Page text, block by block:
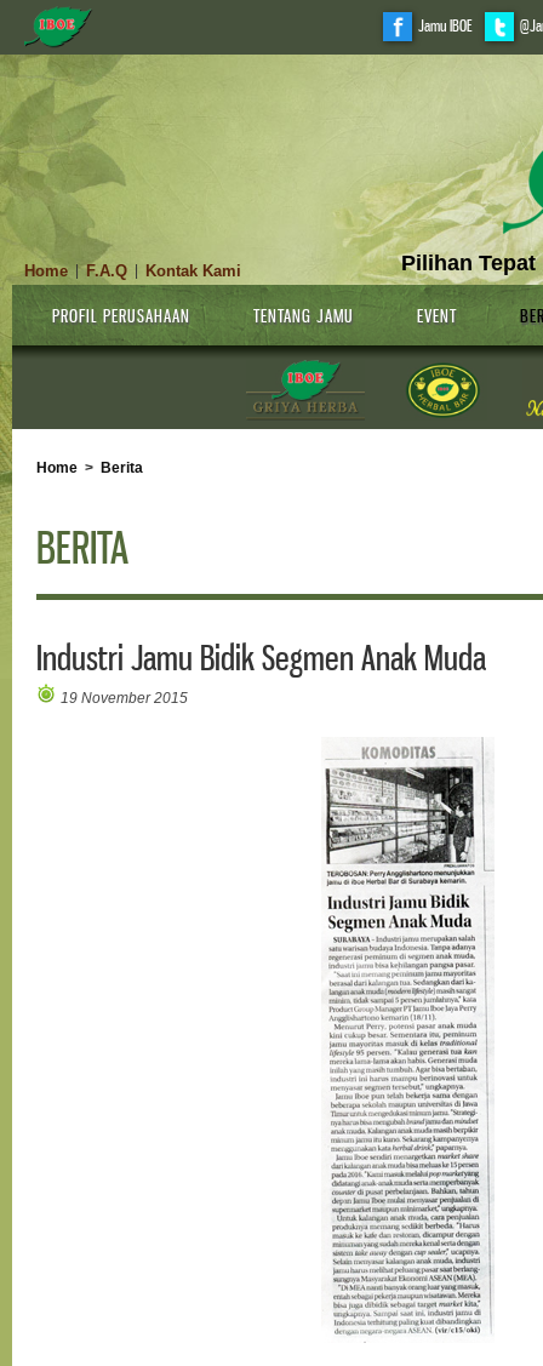
Jamu IBOE
Pilihan Tepat
Home |F.A.Q Kontak Kami
PROFIL PERUSAHAAN TENTANG JAMU EVENT
Home > Berita
BERITA
Industri Jamu Bidik Segmen Anak Muda
19 November 2015